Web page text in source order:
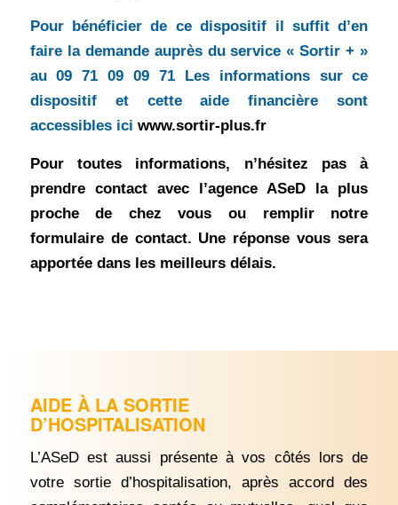
Pour bénéficier de ce dispositif il suffit d’en
faire la demande auprès du service « Sortir + »
au 09 71 09 09 71 Les informations sur ce
dispositif et cette aide financière sont
accessibles ici www.sortir-plus.fr
Pour toutes informations, n’hésitez pas à
prendre contact avec l’agence ASeD la plus
proche de chez vous ou remplir notre
formulaire de contact. Une réponse vous sera
apportée dans les meilleurs délais.
AIDE À LA SORTIE
D’HOSPITALISATION
L’ASeD est aussi présente à vos côtés lors de
votre sortie d’hospitalisation, après accord des